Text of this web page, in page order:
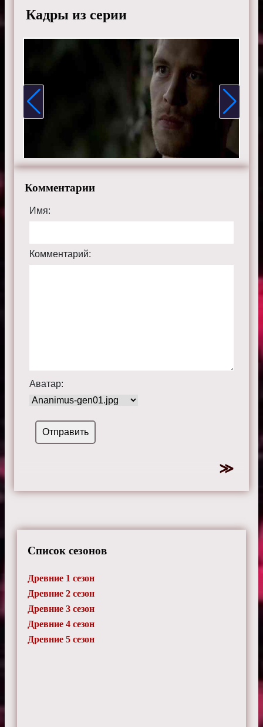
tv.ru.
Кадры из серии
Комментарии
Имя:
Комментарий:
Аватар:
Список сезонов
Древние 1 сезон
Древние 2 сезон
Древние 3 сезон
Древние 4 сезон
Древние 5 сезон